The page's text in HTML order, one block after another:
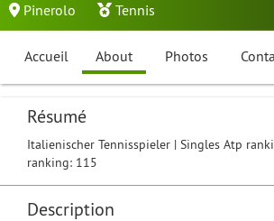
Pinerolo Tennis
Accueil About Photos
Résumé
Italienischer Tennisspieler | Singles Atp
ranking: 115
Description